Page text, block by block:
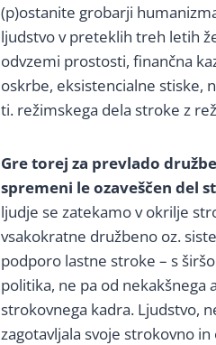
(p)ostanite grobarji
ljudstvo v preteklih treh letih
odvzemi prostosti, finančna
oskrbe, eksistencialne stiske,
ti. režimskega dela stroke z
Gre torej za prevlado
spremeni le ozaveščen del
ljudje se zatekamo v okrilje
vsakokratne družbeno oz.
podporo lastne stroke – s
politika, ne pa od nekakšnega
strokovnega kadra. Ljudstvo,
zagotavljala svoje strokovno